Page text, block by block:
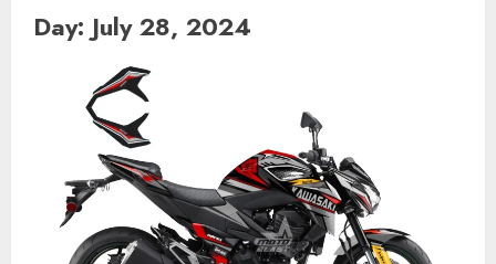
Day: July 28, 2024